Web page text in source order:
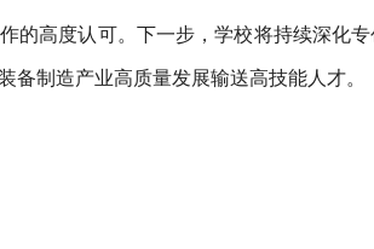
的高度认可。下一步，学校将持续深化
制造产业高质量发展输送高技能人才。